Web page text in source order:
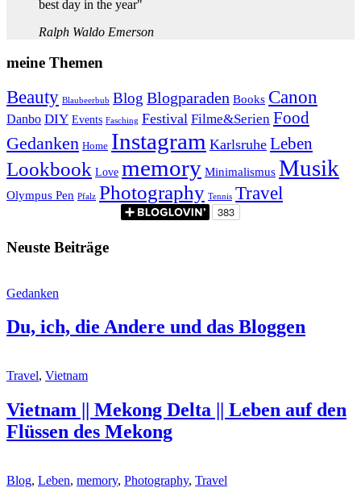
best day in the year"
Ralph Waldo Emerson
meine Themen
Beauty Blaubeerbub Blog Blogparaden Books Canon
Danbo DIY Events Fasching Festival Filme&Serien Food
Gedanken Home Instagram Karlsruhe Leben
Lookbook Love memory Minimalismus Musik
Olympus Pen Pfalz Photography Tennis Travel
Neuste Beiträge
Gedanken
Du, ich, die Andere und das Bloggen
Travel, Vietnam
Vietnam || Mekong Delta || Leben auf den
Flüssen des Mekong
Blog, Leben, memory, Photography, Travel